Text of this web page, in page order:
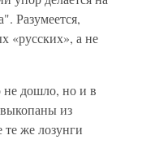
Разумеется,
«русских», а не
не дошло, но и в
из
же лозунги